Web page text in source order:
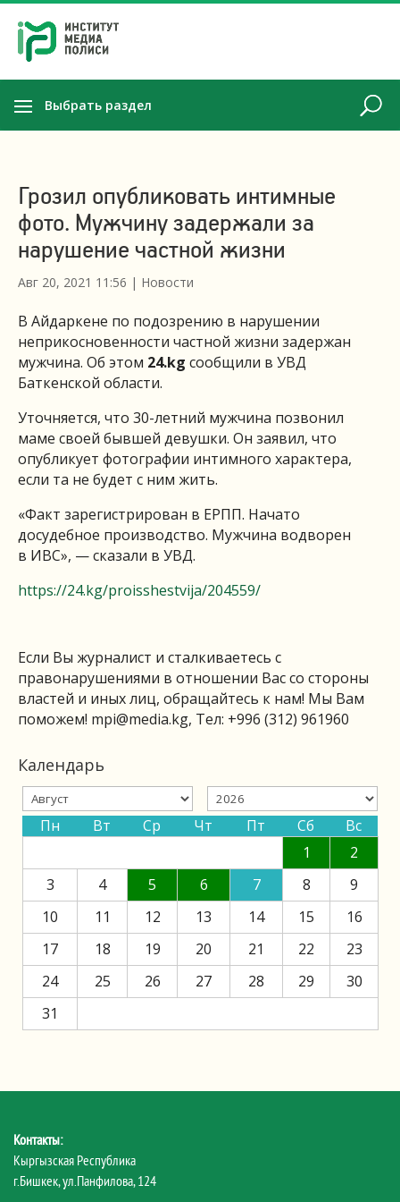
Выбрать раздел
Грозил опубликовать интимные
фото. Мужчину задержали за
нарушение частной жизни
Авг 20, 2021 11:56 | Новости
В Айдаркене по подозрению в нарушении
неприкосновенности частной жизни задержан
мужчина. Об этом 24.kg сообщили в УВД
Баткенской области.
Уточняется, что 30-летний мужчина позвонил
маме своей бывшей девушки. Он заявил, что
опубликует фотографии интимного характера,
если та не будет с ним жить.
«Факт зарегистрирован в ЕРПП. Начато
досудебное производство. Мужчина водворен
в ИВС», — сказали в УВД.
https://24.kg/proisshestvija/204559/
Если Вы журналист и сталкиваетесь с
правонарушениями в отношении Вас со стороны
властей и иных лиц, обращайтесь к нам! Мы Вам
поможем! mpi@media.kg, Тел: +996 (312) 961960
Календарь
Пн Вт Ср Чт Пт Сб
Вс
1
2
3
4 5 6 7 8
9
10
11 12 13 14 15
16
17
18 19 20 21 22
23
24
25 26 27 28 29
30
31
Контакты:
Кыргызская Республика
г.Бишкек, ул.Панфилова, 124